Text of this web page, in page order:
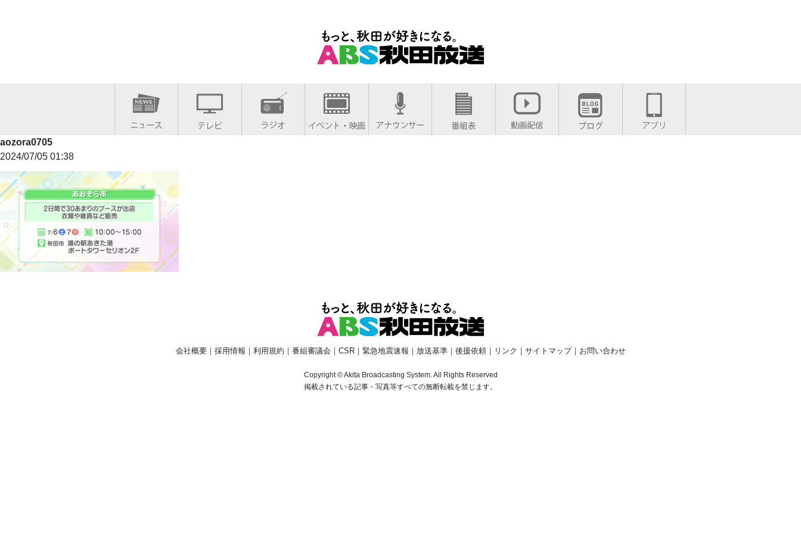
aozora0705
2024/07/05 01:38
会社概要｜ 採用情報 ｜ 利用規約 ｜ 番組審議会 ｜ CSR｜ 緊急地震速報 ｜ 放送基準｜ 後援依頼｜ リンク ｜ サイトマップ｜ お問い合わせ
Copyright © Akita Broadcasting System. All Rights Reserved
掲載されている記事・写真等すべての無断転載を禁じます。